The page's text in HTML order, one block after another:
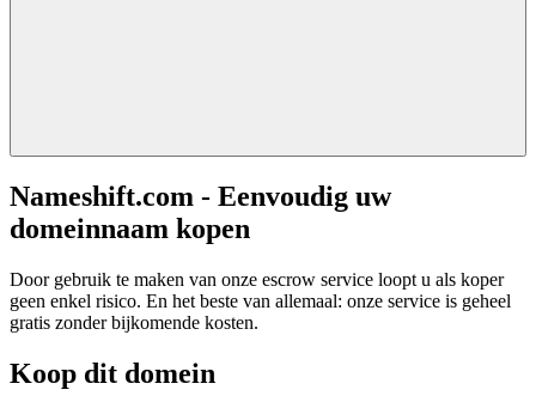
Nameshift.com - Eenvoudig uw
domeinnaam kopen
Door gebruik te maken van onze escrow service loopt u als koper
geen enkel risico. En het beste van allemaal: onze service is geheel
gratis zonder bijkomende kosten.
Koop dit domein